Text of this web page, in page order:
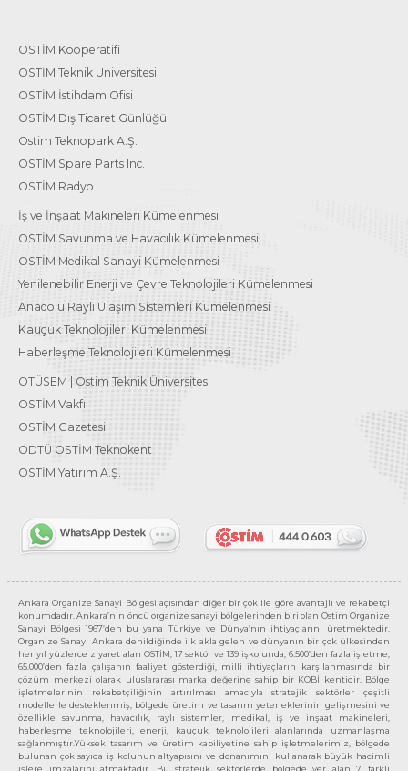
OSTİM Kooperatifi
OSTİM Teknik Üniversitesi
OSTİM İstihdam Ofisi
OSTİM Dış Ticaret Günlüğü
Ostim Teknopark A.Ş.
OSTİM Spare Parts Inc.
OSTİM Radyo
İş ve İnşaat Makineleri Kümelenmesi
OSTİM Savunma ve Havacılık Kümelenmesi
OSTİM Medikal Sanayi Kümelenmesi
Yenilenebilir Enerji ve Çevre Teknolojileri Kümelenmesi
Anadolu Raylı Ulaşım Sistemleri Kümelenmesi
Kauçuk Teknolojileri Kümelenmesi
Haberleşme Teknolojileri Kümelenmesi
OTÜSEM | Ostim Teknik Üniversitesi
OSTİM Vakfı
OSTİM Gazetesi
ODTÜ OSTİM Teknokent
OSTİM Yatırım A.Ş.
Ankara Organize Sanayi Bölgesi açısından diğer bir çok ile göre avantajlı ve rekabetçi
konumdadır. Ankara’nın öncü organize sanayi bölgelerinden biri olan Ostim Organize
Sanayi Bölgesi 1967’den bu yana Türkiye ve Dünya’nın ihtiyaçlarını üretmektedir.
Organize Sanayi Ankara denildiğinde ilk akla gelen ve dünyanın bir çok ülkesinden
her yıl yüzlerce ziyaret alan OSTİM, 17 sektör ve 139 işkolunda, 6.500’den fazla işletme,
65.000’den fazla çalışanın faaliyet gösterdiği, milli ihtiyaçların karşılanmasında bir
çözüm merkezi olarak uluslararası marka değerine sahip bir KOBİ kentidir. Bölge
işletmelerinin rekabetçiliğinin artırılması amacıyla stratejik sektörler çeşitli
modellerle desteklenmiş, bölgede üretim ve tasarım yeteneklerinin gelişmesini ve
özellikle savunma, havacılık, raylı sistemler, medikal, iş ve inşaat makineleri,
haberleşme teknolojileri, enerji, kauçuk teknolojileri alanlarında uzmanlaşma
sağlanmıştır.Yüksek tasarım ve üretim kabiliyetine sahip işletmelerimiz, bölgede
bulunan çok sayıda iş kolunun altyapısını ve donanımını kullanarak büyük hacimli
işlere imzalarını atmaktadır. Bu stratejik sektörlerde bölgede yer alan 7 farklı